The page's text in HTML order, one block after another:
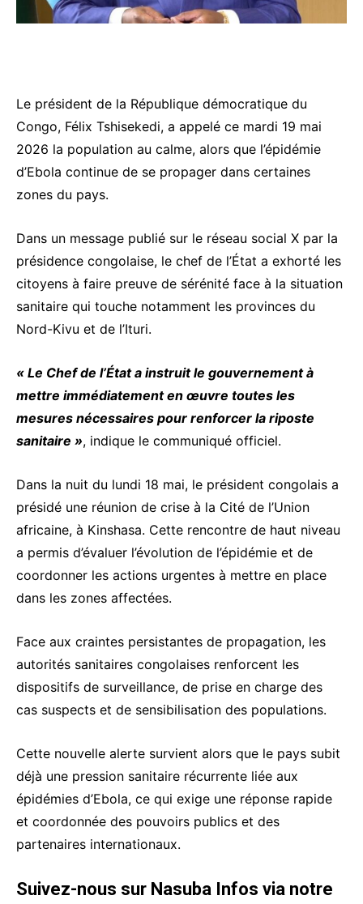
Le président de la République démocratique du
Congo, Félix Tshisekedi, a appelé ce mardi 19 mai
2026 la population au calme, alors que l’épidémie
d’Ebola continue de se propager dans certaines
zones du pays.
Dans un message publié sur le réseau social X par la
présidence congolaise, le chef de l’État a exhorté les
citoyens à faire preuve de sérénité face à la situation
sanitaire qui touche notamment les provinces du
Nord-Kivu et de l’Ituri.
« Le Chef de l’État a instruit le gouvernement à
mettre immédiatement en œuvre toutes les
mesures nécessaires pour renforcer la riposte
sanitaire », indique le communiqué officiel.
Dans la nuit du lundi 18 mai, le président congolais a
présidé une réunion de crise à la Cité de l’Union
africaine, à Kinshasa. Cette rencontre de haut niveau
a permis d’évaluer l’évolution de l’épidémie et de
coordonner les actions urgentes à mettre en place
dans les zones affectées.
Face aux craintes persistantes de propagation, les
autorités sanitaires congolaises renforcent les
dispositifs de surveillance, de prise en charge des
cas suspects et de sensibilisation des populations.
Cette nouvelle alerte survient alors que le pays subit
déjà une pression sanitaire récurrente liée aux
épidémies d’Ebola, ce qui exige une réponse rapide
et coordonnée des pouvoirs publics et des
partenaires internationaux.
Suivez-nous sur Nasuba Infos via notre